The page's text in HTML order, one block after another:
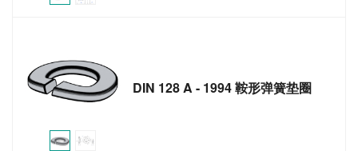
DIN 128 A - 1994 鞍形弹簧垫圈